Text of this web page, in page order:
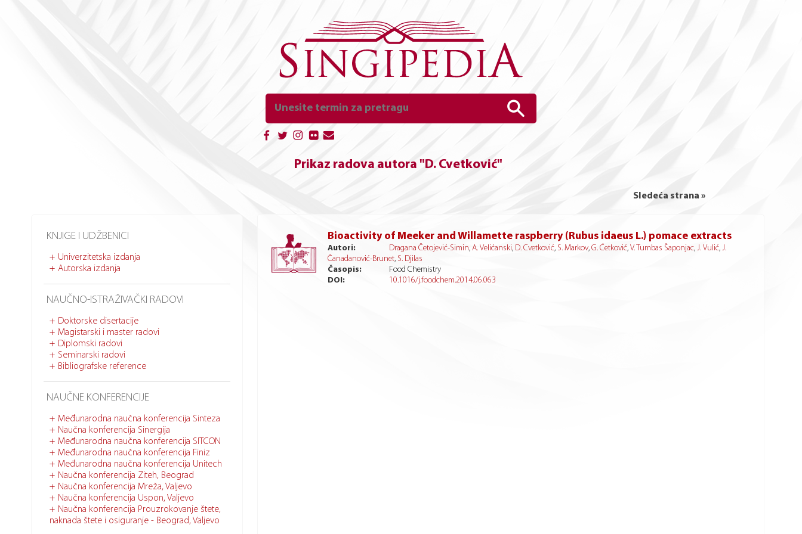
Prikaz radova autora "D. Cvetković"
Sledeća strana »
KNJIGE I UDŽBENICI
Univerzitetska izdanja
Autorska izdanja
NAUČNO-ISTRAŽIVAČKI RADOVI
Doktorske disertacije
Magistarski i master radovi
Diplomski radovi
Seminarski radovi
Bibliografske reference
NAUČNE KONFERENCIJE
Međunarodna naučna konferencija Sinteza
Naučna konferencija Sinergija
Međunarodna naučna konferencija SITCON
Međunarodna naučna konferencija Finiz
Međunarodna naučna konferencija Unitech
Naučna konferencija Ziteh, Beograd
Naučna konferencija Mreža, Valjevo
Naučna konferencija Uspon, Valjevo
Naučna konferencija Prouzrokovanje štete,
naknada štete i osiguranje - Beograd, Valjevo
Bioactivity of Meeker and Willamette raspberry (Rubus idaeus L.) pomace extracts
Autori: Dragana Četojević-Simin, A. Velićanski, D. Cvetković, S. Markov, G. Ćetković, V. Tumbas Šaponjac, J. Vulić, J.
Čanadanović-Brunet, S. Djilas
Časopis:
Food Chemistry
DOI:
10.1016/j.foodchem.2014.06.063